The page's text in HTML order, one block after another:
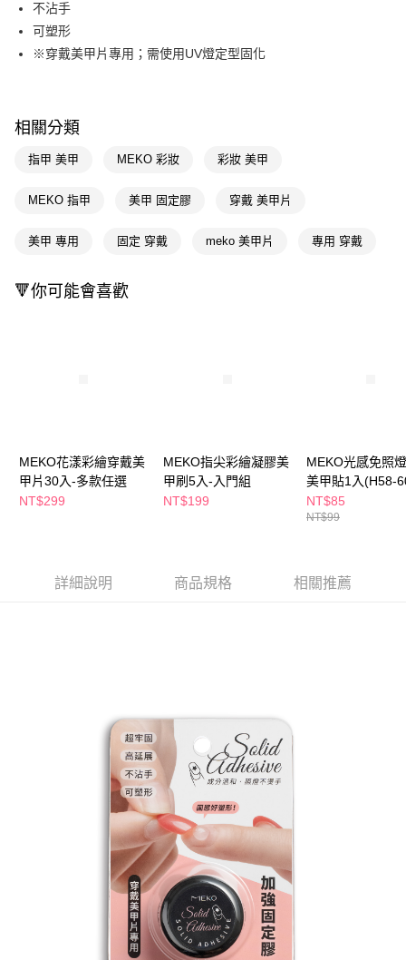
街口支付
悠遊付
AFTEE先享後付
【關於「AFTEE先享後付」】
便利好安心！
２．便利：只要手機號碼，簡訊認證，即可結帳。
３．安心：先確認商品／服務後，再付款。
【「AFTEE先享後付」結帳流程】
１．於結帳方式選擇「AFTEE先享後付」後，將跳轉至「AFTEE先享後付」
客戶支援中心」https://netprotections.freshdesk.com/support/home
【注意事項】
１．透過由恩沛科技股份有限公司提供之「AFTEE先享後付」服務完成之交
https://aftee.tw/terms/#terms3
３．未成年的使用者請事先徵得法定代理人或監護人之同意方可使用
每筆NT$65，滿NT$390(含以上)免運費
每筆NT$65，滿NT$490(含以上)免運費
7-11取貨付款
不沾手
可塑形
※穿戴美甲片專用；需使用UV燈定型固化
相關分類
指甲 美甲 MEKO 彩妝 彩妝 美甲
MEKO 指甲 美甲 固定膠 穿戴 美甲片
美甲 專用 固定 穿戴 meko 美甲片 專用 穿戴
🔻你可能會喜歡
MEKO花漾彩繪穿戴美
甲片30入-多款任選
NT$299
MEKO指尖彩繪凝膠美
甲刷5入-入門組
NT$199
MEKO光感免照
美甲貼1入(H58-
款任選
NT$85
NT$99
詳細說明 商品規格 相關推薦